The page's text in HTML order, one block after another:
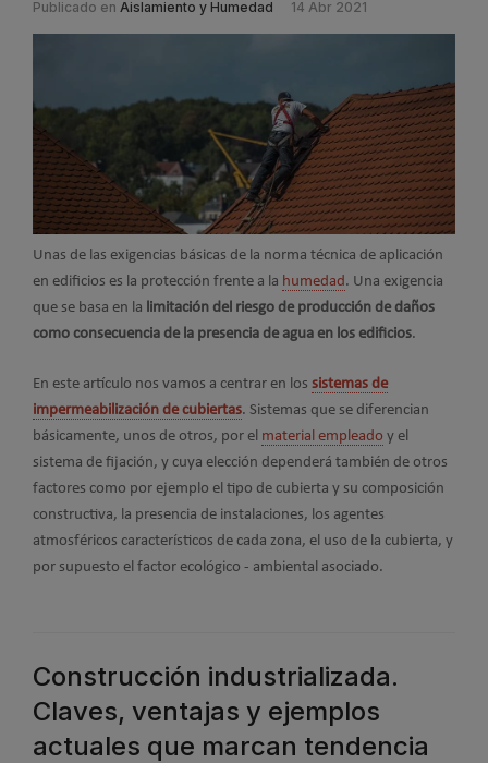
Publicado en Aislamiento y Humedad 14 Abr 2021
Unas de las exigencias básicas de la norma técnica de aplicación
en edificios es la protección frente a la humedad . Una exigencia
que se basa en la limitación del riesgo de producción de daños
como consecuencia de la presencia de agua en los edificios.
En este artículo nos vamos a centrar en los sistemas de
impermeabilización de cubiertas. Sistemas que se diferencian
básicamente, unos de otros, por el material empleado y el
sistema de fijación, y cuya elección dependerá también de otros
factores como por ejemplo el tipo de cubierta y su composición
constructiva, la presencia de instalaciones, los agentes
atmosféricos característicos de cada zona, el uso de la cubierta, y
por supuesto el factor ecológico - ambiental asociado.
Construcción industrializada.
Claves, ventajas y ejemplos
actuales que marcan tendencia